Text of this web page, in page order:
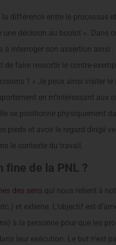
la différence entre le processus
une décision au boulot ».
à interroger son assertion ainsi
de faire ressortir le contre-
? » Je peux ainsi visiter
en m’intéressant aux
se positionne physiquement
pieds et avoir le regard dirigé
le contexte du travail.
ﬁne de la PNL ?
des sens qui nous relient à
et externe. L’objectif est
à la personne pour que les
leur exécution. Le but n’est